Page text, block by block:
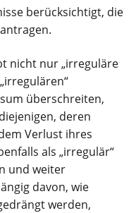
berücksichtigt, die
nicht nur „irreguläre
überschreiten,
deren
Verlust ihres
als „irregulär“
und weiter
davon, wie
werden,